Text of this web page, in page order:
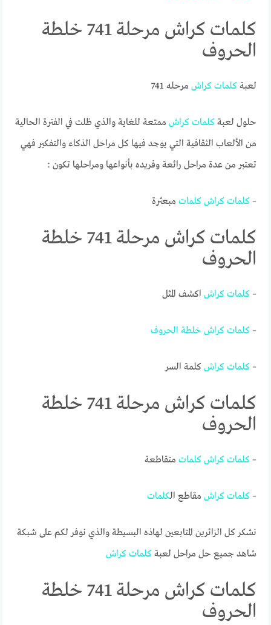
كلمات كراش مرحلة 741 خلطة
الحروف
لعبةكلمات كراش مرحله 741
حلول لعبةكلمات كراش ممتعة للغاية والذي ظلت في الفترة الحالية
من الألعاب الثقافية التي يوجد فيها كل مراحل الذكاء والتفكير فهي
تعتبر من عدة مراحل رائعة وفريده بأنواعها ومراحلها تكون :
–كلمات كراش كلمات مبعثرة
كلمات كراش مرحلة 741 خلطة
الحروف
–كلمات كراش اكشف المثل
–كلمات كراش خلطة الحروف
–كلمات كراش كلمة السر
كلمات كراش مرحلة 741 خلطة
الحروف
–كلمات كراش كلمات متقاطعة
–كلمات كراش مقاطع الكلمات
نشكر كل الزائرين المتابعين لهاذه البسيطة والذي نوفر لكم على شبكة
شاهد جميع حل مراحل لعبةكلمات كراش
كلمات كراش مرحلة 741 خلطة
الحروف